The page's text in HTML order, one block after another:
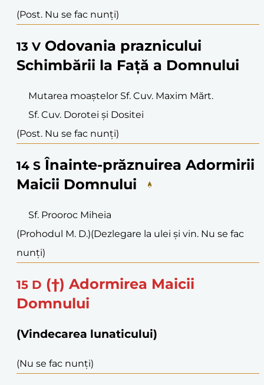
(Post. Nu se fac nunți)
13 V Odovania praznicului
Schimbării la Față a Domnului
Mutarea moaștelor Sf. Cuv. Maxim Mărt.
Sf. Cuv. Dorotei și Dositei
(Post. Nu se fac nunți)
14 S Înainte-prăznuirea Adormirii
Maicii Domnului
Sf. Prooroc Miheia
(Prohodul M. D.)(Dezlegare la ulei și vin. Nu se fac
nunți)
15 D (†) Adormirea Maicii
Domnului
(Vindecarea lunaticului)
(Nu se fac nunți)